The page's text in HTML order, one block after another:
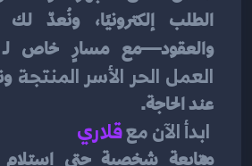
والعقود—مع مسارٍ خاص
العمل الحر الأسر المنتجة
عند الحاجة.
ابدأ الآن مع قلاري